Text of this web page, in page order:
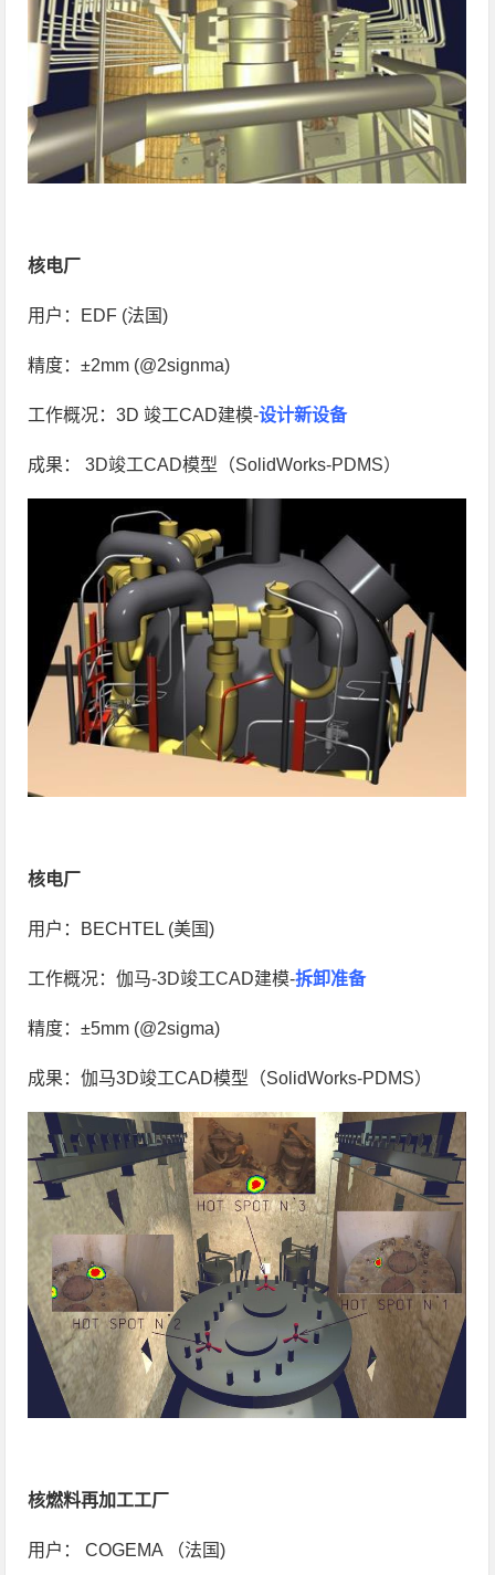
核电厂
用户：EDF (法国)
精度：±2mm (@2signma)
工作概况：3D 竣工CAD建模-设计新设备
成果： 3D竣工CAD模型（SolidWorks-PDMS）
核电厂
用户：BECHTEL (美国)
工作概况：伽马-3D竣工CAD建模-拆卸准备
精度：±5mm (@2sigma)
成果：伽马3D竣工CAD模型（SolidWorks-PDMS）
核燃料再加工工厂
用户： COGEMA （法国)